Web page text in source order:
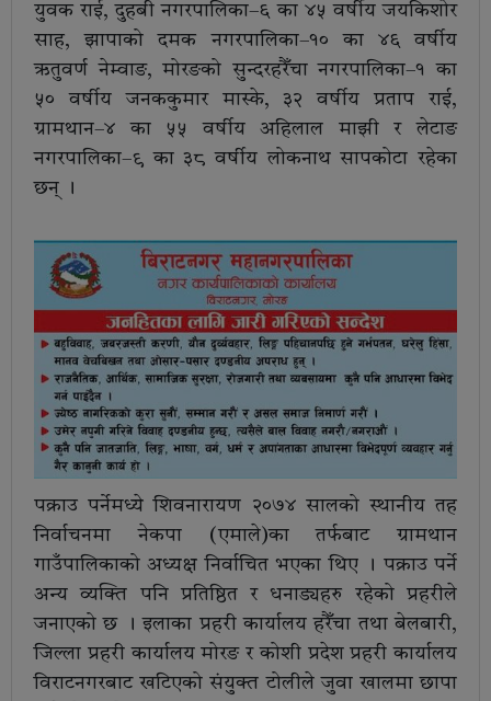
युवक राई, दुहबी नगरपालिका–६ का ४५ वर्षीय जयकिशोर
साह, झापाको दमक नगरपालिका–१० का ४६ वर्षीय
ऋतुवर्ण नेम्वाङ, मोरङको सुन्दरहरैँचा नगरपालिका–१ का
५० वर्षीय जनककुमार मास्के, ३२ वर्षीय प्रताप राई,
ग्रामथान–४ का ५५ वर्षीय अहिलाल माझी र लेटाङ
नगरपालिका–९ का ३८ वर्षीय लोकनाथ सापकोटा रहेका
छन् ।
पक्राउ पर्नेमध्ये शिवनारायण २०७४ सालको स्थानीय तह
निर्वाचनमा नेकपा (एमाले)का तर्फबाट ग्रामथान
गाउँपालिकाको अध्यक्ष निर्वाचित भएका थिए । पक्राउ पर्ने
अन्य व्यक्ति पनि प्रतिष्ठित र धनाड्यहरु रहेको प्रहरीले
जनाएको छ । इलाका प्रहरी कार्यालय हरैँचा तथा बेलबारी,
जिल्ला प्रहरी कार्यालय मोरङ र कोशी प्रदेश प्रहरी कार्यालय
विराटनगरबाट खटिएको संयुक्त टोलीले जुवा खालमा छापा